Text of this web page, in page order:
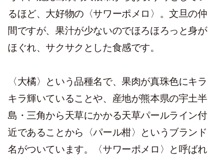
るほど、大好物の〈サワーポメロ〉。文旦の仲
間ですが、果汁が少ないのでほろほろっと身が
ほぐれ、サクサクとした食感です。
〈大橘〉という品種名で、果肉が真珠色にキラ
キラ輝いていることや、産地が熊本県の宇土半
島・三角から天草にかかる天草パールライン付
近であることから〈パール柑〉というブランド
名がついています。〈サワーポメロ〉と呼ばれ